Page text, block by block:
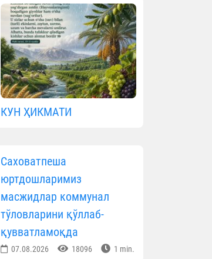
КУН ҲИКМАТИ
Саховатпеша
юртдошларимиз
масжидлар коммунал
тўловларини қўллаб-
қувватламоқда
07.08.2026 18096 1 min.